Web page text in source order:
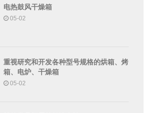
电热鼓风干燥箱
05-02
重视研究和开发各种型号规格的烘箱、烤
箱、电炉、干燥箱
05-02